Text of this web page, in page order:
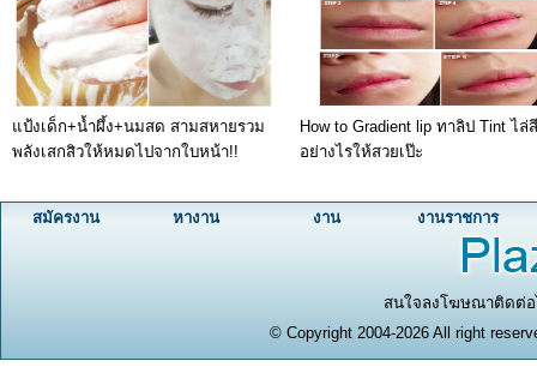
แป้งเด็ก+น้ำผึ้ง+นมสด สามสหายรวม
พลังเสกสิวให้หมดไปจากใบหน้า!!
How to Gradient lip ทาลิป Tint ไล่สี
อย่างไรให้สวยเป๊ะ
สมัครงาน หางาน งาน งานราชการ
สนใจลงโฆษณาติดต่อ
© Copyright 2004-2026 All right